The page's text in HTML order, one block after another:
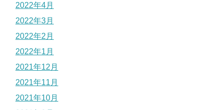
2022年4月
2022年3月
2022年2月
2022年1月
2021年12月
2021年11月
2021年10月